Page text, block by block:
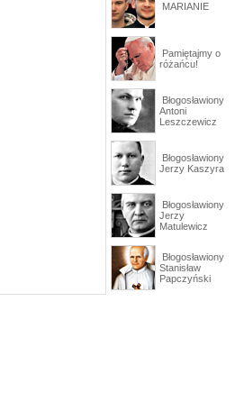
MARIANIE
Pamiętajmy o
różańcu!
Błogosławiony
Antoni
Leszczewicz
Błogosławiony
Jerzy Kaszyra
Błogosławiony
Jerzy
Matulewicz
Błogosławiony
Stanisław
Papczyński